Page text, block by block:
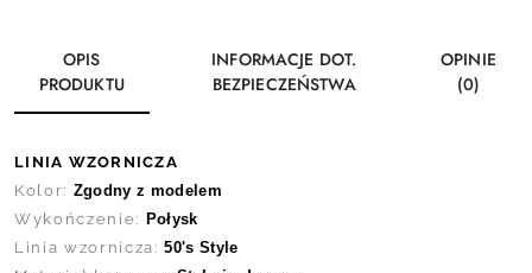
OPIS
PRODUKTU
INFORMACJE DOT.
BEZPIECZEŃSTWA
OPINIE
(0)
LINIA WZORNICZA
Kolor: Zgodny z modelem
Wykończenie: Połysk
Linia wzornicza:50's Style